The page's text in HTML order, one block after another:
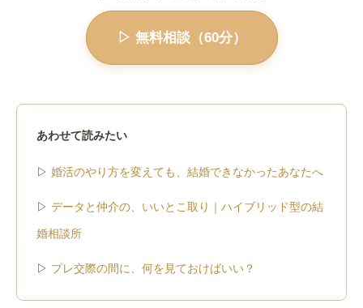
▷ 無料相談（60分）
あわせて読みたい
▷ 婚活のやり方を変えても、結婚できなかったあなたへ
▷ データと仲介の、いいとこ取り｜ハイブリッド型の結
婚相談所
▷ プレ交際の間に、何を見ておけばいい？